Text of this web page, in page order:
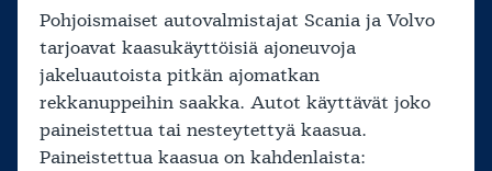
Pohjoismaiset autovalmistajat Scania ja Volvo
tarjoavat kaasukäyttöisiä ajoneuvoja
jakeluautoista pitkän ajomatkan
rekkanuppeihin saakka. Autot käyttävät joko
paineistettua tai nesteytettyä kaasua.
Paineistettua kaasua on kahdenlaista: